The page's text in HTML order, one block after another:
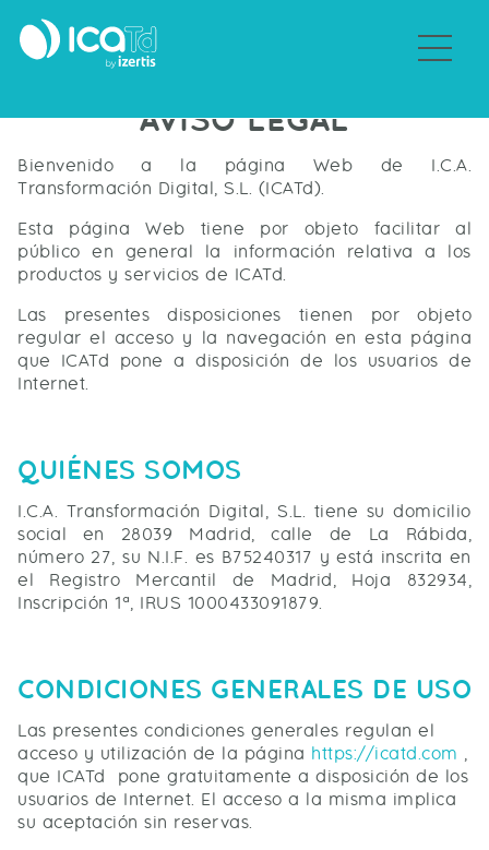
AVISO LEGAL
Bienvenido a la página Web de I.C.A.
Transformación Digital, S.L. (ICATd).
Esta página Web tiene por objeto facilitar al
público en general la información relativa a los
productos y servicios de ICATd.
Las presentes disposiciones tienen por objeto
regular el acceso y la navegación en esta página
que ICATd pone a disposición de los usuarios de
Internet.
QUIÉNES SOMOS
I.C.A. Transformación Digital, S.L. tiene su domicilio
social en 28039 Madrid, calle de La Rábida,
número 27, su N.I.F. es B75240317 y está inscrita en
el Registro Mercantil de Madrid, Hoja 832934,
Inscripción 1ª, IRUS 1000433091879.
CONDICIONES GENERALES DE USO
Las presentes condiciones generales regulan el
acceso y utilización de la página https://icatd.com ,
que ICATd pone gratuitamente a disposición de los
usuarios de Internet. El acceso a la misma implica
su aceptación sin reservas.